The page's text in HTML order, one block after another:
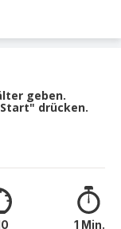
geben.
drücken.
1 Min.